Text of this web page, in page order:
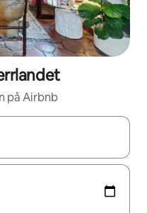
på Airbnb
du navigera med upp- och